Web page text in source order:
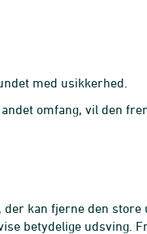
med usikkerhed.
omfang, vil den
kan fjerne den store
betydelige udsving.